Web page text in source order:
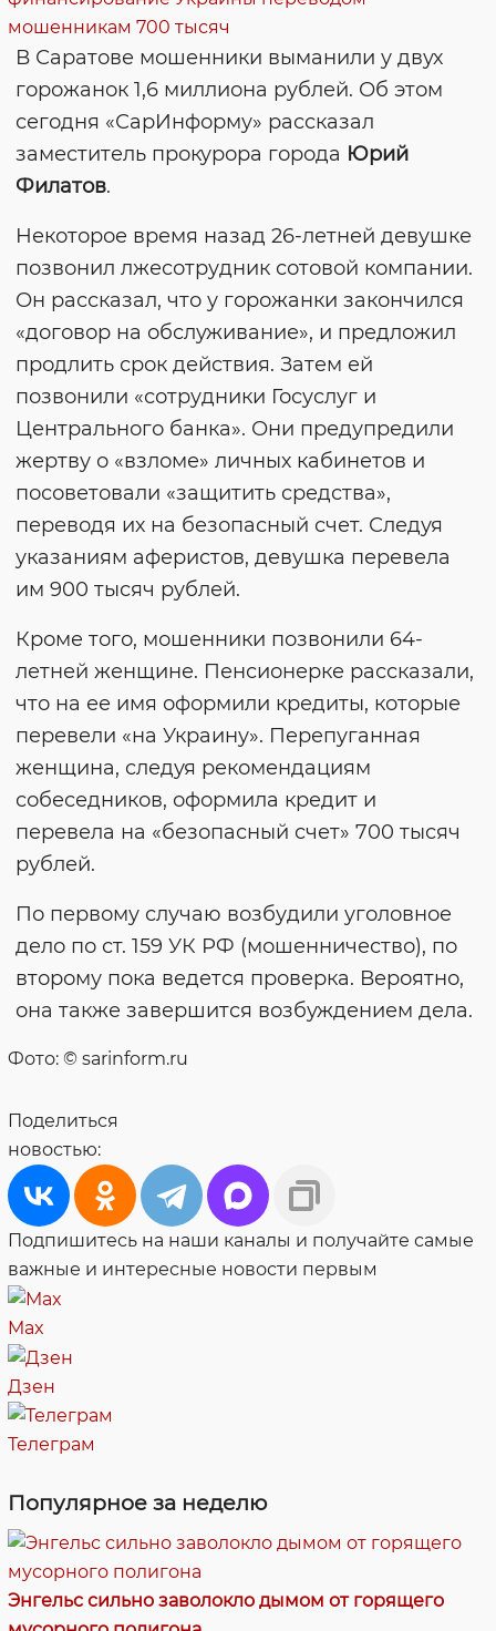
В Саратове мошенники выманили у двух
горожанок 1,6 миллиона рублей. Об этом
сегодня «СарИнформу» рассказал
заместитель прокурора города Юрий
Филатов.
Некоторое время назад 26-летней девушке
позвонил лжесотрудник сотовой компании.
Он рассказал, что у горожанки закончился
«договор на обслуживание», и предложил
продлить срок действия. Затем ей
позвонили «сотрудники Госуслуг и
Центрального банка». Они предупредили
жертву о «взломе» личных кабинетов и
посоветовали «защитить средства»,
переводя их на безопасный счет. Следуя
указаниям аферистов, девушка перевела
им 900 тысяч рублей.
Кроме того, мошенники позвонили 64-
летней женщине. Пенсионерке рассказали,
что на ее имя оформили кредиты, которые
перевели «на Украину». Перепуганная
женщина, следуя рекомендациям
собеседников, оформила кредит и
перевела на «безопасный счет» 700 тысяч
рублей.
По первому случаю возбудили уголовное
дело по ст. 159 УК РФ (мошенничество), по
второму пока ведется проверка. Вероятно,
она также завершится возбуждением дела.
Фото: © sarinform.ru
Поделиться
новостью:
Подпишитесь на наши каналы и получайте самые
важные и интересные новости первым
Max
Дзен
Телеграм
Популярное за неделю
Энгельс сильно заволокло дымом от горящего